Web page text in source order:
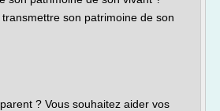
son patrimoine de son
? Vous souhaitez aider vos